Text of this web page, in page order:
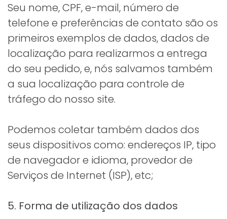
Seu nome, CPF, e-mail, número de
telefone e preferências de contato são os
primeiros exemplos de dados, dados de
localização para realizarmos a entrega
do seu pedido, e, nós salvamos também
a sua localização para controle de
tráfego do nosso site.
Podemos coletar também dados dos
seus dispositivos como: endereços IP, tipo
de navegador e idioma, provedor de
Serviços de Internet (ISP), etc;
5. Forma de utilização dos dados